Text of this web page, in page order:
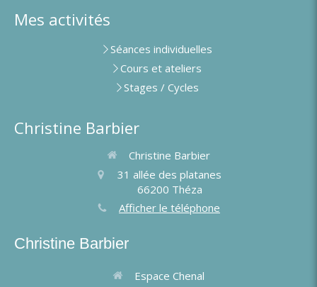
Mes activités
Séances individuelles
Cours et ateliers
Stages / Cycles
Christine Barbier
Christine Barbier
31 allée des platanes
66200 Théza
Afficher le téléphone
Christine Barbier
Espace Chenal